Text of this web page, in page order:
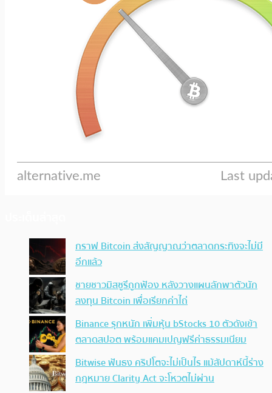
กราฟ Bitcoin ส่งสัญญาณว่าตลาดกระทิงจะไม่มี
อีกแล้ว
ชายชาวมิสซูรีถูกฟ้อง หลังวางแผนลักพาตัวนัก
ลงทุน Bitcoin เพื่อเรียกค่าไถ่
Binance รุกหนัก เพิ่มหุ้น bStocks 10 ตัวดังเข้า
ตลาดสปอต พร้อมแคมเปญฟรีค่าธรรมเนียม
Bitwise ฟันธง คริปโตจะไม่เป็นไร แม้สัปดาห์นี้ร่าง
กฎหมาย Clarity Act จะโหวตไม่ผ่าน